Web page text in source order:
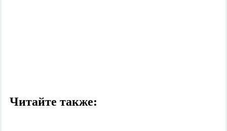
Читайте также: